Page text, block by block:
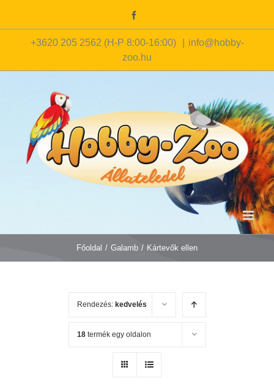
+3620 205 2562 (H-P 8:00-16:00)
info@hobby-
zoo.hu
Főoldal / Galamb / Kártevők ellen
Rendezés: kedvelés
18termék egy oldalon